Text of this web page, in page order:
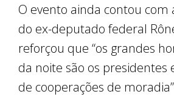
O evento ainda contou com
do ex-deputado federal
reforçou que “os grandes
da noite são os presidentes
de cooperações de